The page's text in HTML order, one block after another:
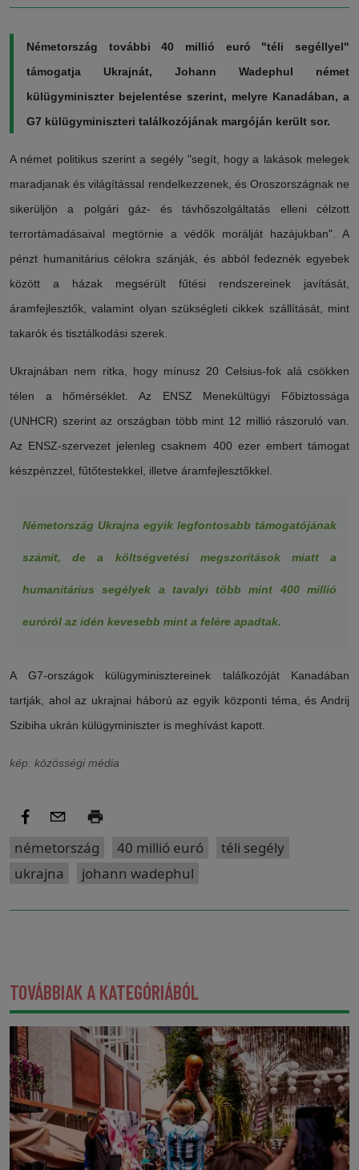
Németország további 40 millió euró "téli segéllyel"
támogatja Ukrajnát, Johann Wadephul német
külügyminiszter bejelentése szerint, melyre Kanadában, a
G7 külügyminiszteri találkozójának margóján került sor.
A német politikus szerint a segély "segít, hogy a lakások melegek
maradjanak és világítással rendelkezzenek, és Oroszországnak ne
sikerüljön a polgári gáz- és távhőszolgáltatás elleni célzott
terrortámadásaival megtörnie a védők morálját hazájukban". A
pénzt humanitárius célokra szánják, és abból fedeznék egyebek
között a házak megsérült fűtési rendszereinek javítását,
áramfejlesztők, valamint olyan szükségleti cikkek szállítását, mint
takarók és tisztálkodási szerek.
Ukrajnában nem ritka, hogy mínusz 20 Celsius-fok alá csökken
télen a hőmérséklet. Az ENSZ Menekültügyi Főbiztossága
(UNHCR) szerint az országban több mint 12 millió rászoruló van.
Az ENSZ-szervezet jelenleg csaknem 400 ezer embert támogat
készpénzzel, fűtőtestekkel, illetve áramfejlesztőkkel.
Németország Ukrajna egyik legfontosabb támogatójának
számít, de a költségvetési megszorítások miatt a
humanitárius segélyek a tavalyi több mint 400 millió
euróról az idén kevesebb mint a felére apadtak.
A G7-országok külügyminisztereinek találkozóját Kanadában
tartják, ahol az ukrajnai háború az egyik központi téma, és Andrij
Szibiha ukrán külügyminiszter is meghívást kapott.
kép: közösségi média
németország 40 millió euró
téli segély
ukrajna
johann wadephul
TOVÁBBIAK A KATEGÓRIÁBÓL